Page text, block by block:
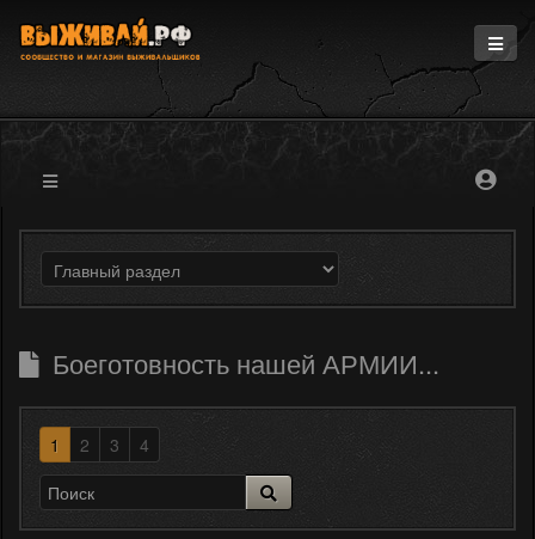
Информация
Магазин
Форум
Боеготовность нашей АРМИИ...
1 2 3 4